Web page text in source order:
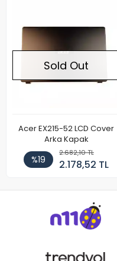
Sold Out
Acer EX215-52 LCD Cover
Arka Kapak
%19
2.682,10 TL
2.178,52 TL